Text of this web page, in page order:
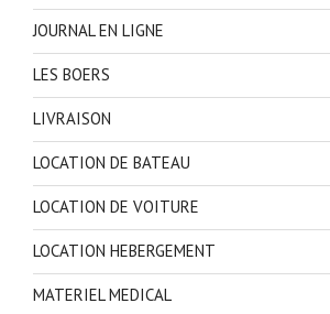
JOURNAL EN LIGNE
LES BOERS
LIVRAISON
LOCATION DE BATEAU
LOCATION DE VOITURE
LOCATION HEBERGEMENT
MATERIEL MEDICAL